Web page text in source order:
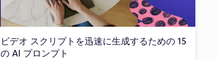
ビデオ スクリプトを迅速に生成するための 15
の AI プロンプト